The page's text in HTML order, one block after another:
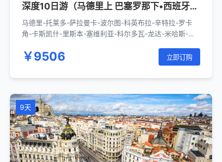
深度10日游（马德里上 巴塞罗那下•西班牙
+葡萄牙）
马德里-托莱多-萨拉曼卡-波尔图-科英布拉-辛特拉-罗卡
角-卡斯凯什-里斯本-塞维利亚-科尔多瓦-龙达-米哈斯-格
￥9506 立即订购
9天